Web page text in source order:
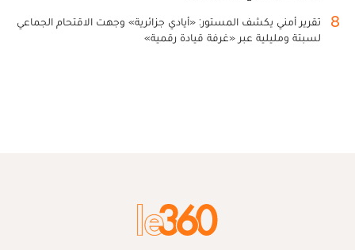
8
تقرير أمني يكشف المستور: «أيادي جزائرية» وجهت الاقتحام الجماعي
لسبتة ومليلية عبر «غرفة قيادة رقمية»